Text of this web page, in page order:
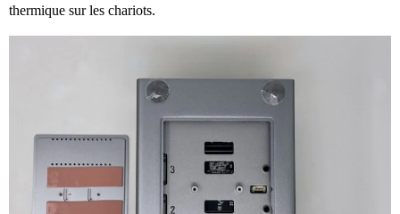
thermique sur les chariots.